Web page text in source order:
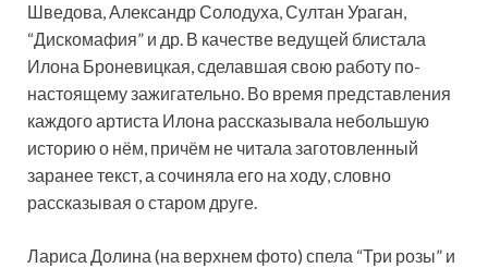
Шведова, Александр Солодуха, Султан Ураган,
“Дискомафия” и др. В качестве ведущей блистала
Илона Броневицкая, сделавшая свою работу по-
настоящему зажигательно. Во время представления
каждого артиста Илона рассказывала небольшую
историю о нём, причём не читала заготовленный
заранее текст, а сочиняла его на ходу, словно
рассказывая о старом друге.
Лариса Долина (на верхнем фото) спела “Три розы” и